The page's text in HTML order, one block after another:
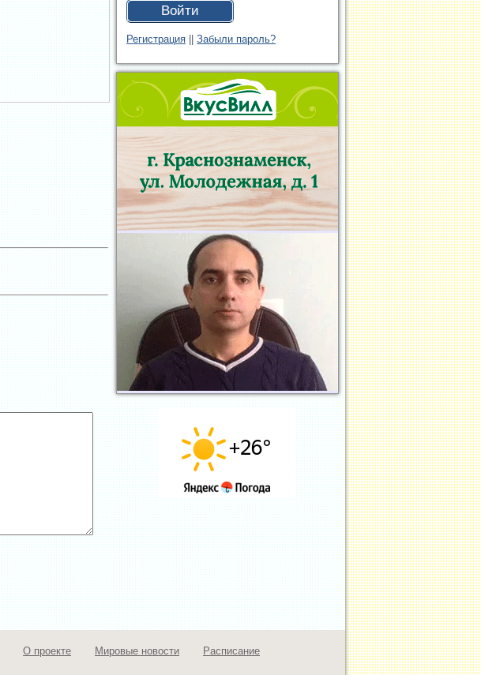
Войти
Регистрация Забыли пароль?
О проекте Мировые новости Расписание